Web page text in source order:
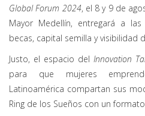
Global Forum 2024, el 8 y 9 de
Mayor Medellín, entregará a
becas, capital semilla y visibilidad
Justo, el espacio del Innovation
para que mujeres
Latinoamérica compartan sus
Ring de los Sueños con un